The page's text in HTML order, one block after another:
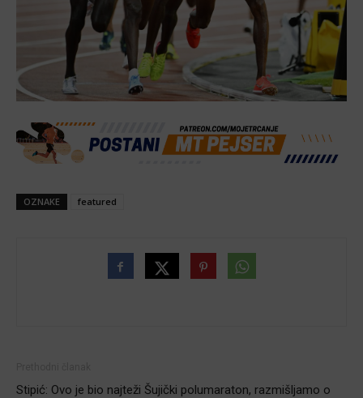
OZNAKE featured
Stipić: Ovo je bio najteži Šujički polumaraton, razmišljamo o